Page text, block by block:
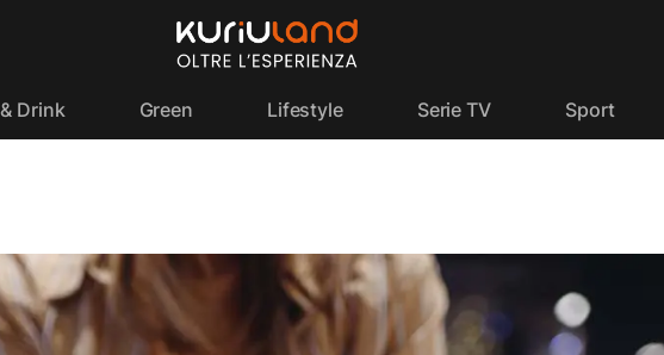
Drink Green Lifestyle Serie TV Sport